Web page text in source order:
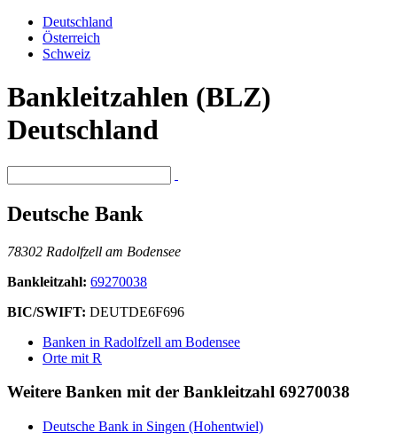
Deutschland
Österreich
Schweiz
Bankleitzahlen (BLZ)
Deutschland
Deutsche Bank
78302 Radolfzell am Bodensee
Bankleitzahl: 69270038
BIC/SWIFT: DEUTDE6F696
Banken in Radolfzell am Bodensee
Orte mit R
Weitere Banken mit der Bankleitzahl 69270038
Deutsche Bank in Singen (Hohentwiel)